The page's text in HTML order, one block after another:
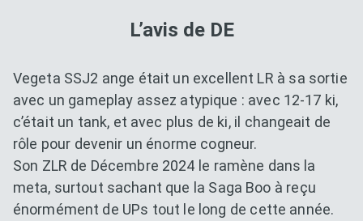
L’avis de DE
Vegeta SSJ2 ange était un excellent LR à sa sortie
avec un gameplay assez atypique : avec 12-17 ki,
c’était un tank, et avec plus de ki, il changeait de
rôle pour devenir un énorme cogneur.
Son ZLR de Décembre 2024 le ramène dans la
meta, surtout sachant que la Saga Boo à reçu
énormément de UPs tout le long de cette année.